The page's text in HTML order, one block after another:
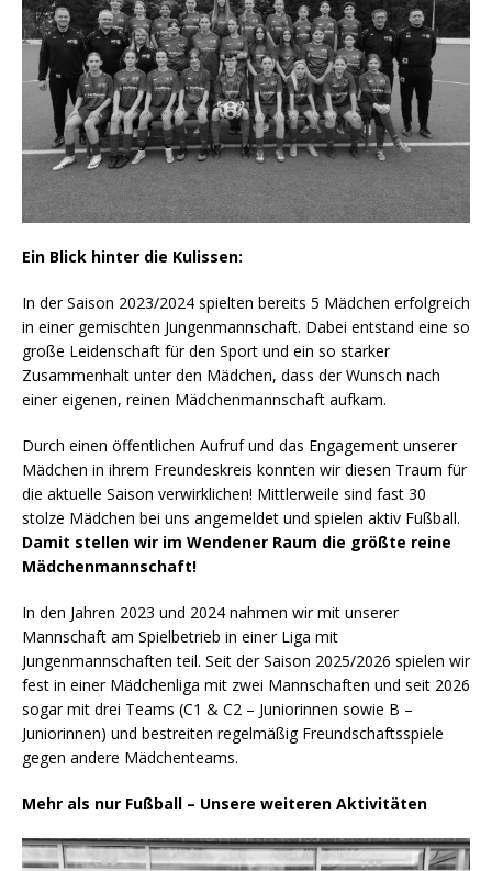
Ein Blick hinter die Kulissen:
In der Saison 2023/2024 spielten bereits 5 Mädchen erfolgreich
in einer gemischten Jungenmannschaft. Dabei entstand eine so
große Leidenschaft für den Sport und ein so starker
Zusammenhalt unter den Mädchen, dass der Wunsch nach
einer eigenen, reinen Mädchenmannschaft aufkam.
Durch einen öffentlichen Aufruf und das Engagement unserer
Mädchen in ihrem Freundeskreis konnten wir diesen Traum für
die aktuelle Saison verwirklichen! Mittlerweile sind fast 30
stolze Mädchen bei uns angemeldet und spielen aktiv Fußball.
Damit stellen wir im Wendener Raum die größte reine
Mädchenmannschaft!
In den Jahren 2023 und 2024 nahmen wir mit unserer
Mannschaft am Spielbetrieb in einer Liga mit
Jungenmannschaften teil. Seit der Saison 2025/2026 spielen wir
fest in einer Mädchenliga mit zwei Mannschaften und seit 2026
sogar mit drei Teams (C1 & C2 – Juniorinnen sowie B –
Juniorinnen) und bestreiten regelmäßig Freundschaftsspiele
gegen andere Mädchenteams.
Mehr als nur Fußball – Unsere weiteren Aktivitäten